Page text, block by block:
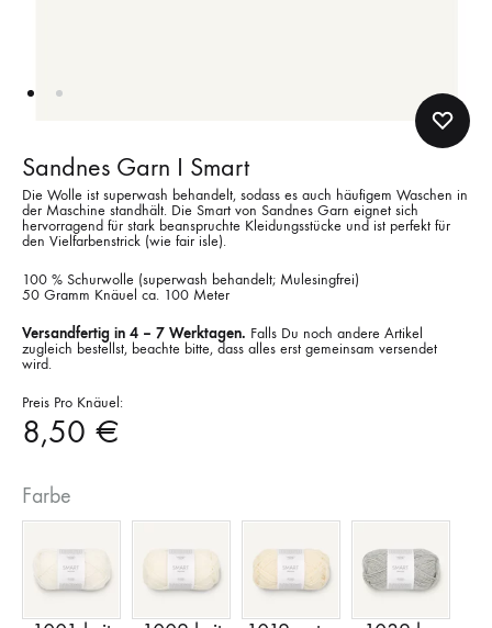
Sandnes Garn I Smart
Die Wolle ist superwash behandelt, sodass es auch häufigem Waschen in
der Maschine standhält. Die Smart von Sandnes Garn eignet sich
hervorragend für stark beanspruchte Kleidungsstücke und ist perfekt für
den Vielfarbenstrick (wie fair isle).
100 % Schurwolle (superwash behandelt; Mulesingfrei)
50 Gramm Knäuel ca. 100 Meter
Versandfertig in 4 – 7 Werktagen. Falls Du noch andere Artikel
zugleich bestellst, beachte bitte, dass alles erst gemeinsam versendet
wird.
Preis Pro Knäuel:
8,50 €
Farbe